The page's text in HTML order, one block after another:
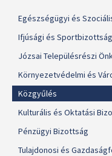
Egészségügyi és
Ifjúsági és Sportbizottság
Józsai Településrészi
Környezetvédelmi és
Közgyűlés
Kulturális és Oktatási
Pénzügyi Bizottság
Tulajdonosi és